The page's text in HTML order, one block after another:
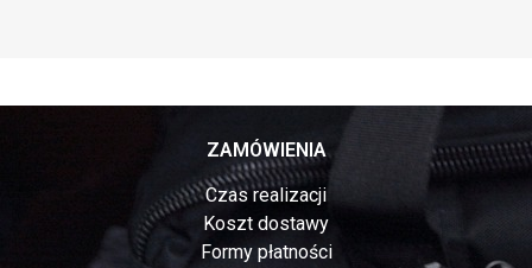
ZAMÓWIENIA
Czas realizacji
Koszt dostawy
Formy płatności